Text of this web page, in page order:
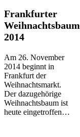
Frankfurter
Weihnachtsbaum
2014
Frankfurter
Weihnachtsbaum
2014
Am 26. November
2014 beginnt in
Frankfurt der
Weihnachtsmarkt.
Der dazugehörige
Weihnachtsbaum ist
heute eingetroffen…